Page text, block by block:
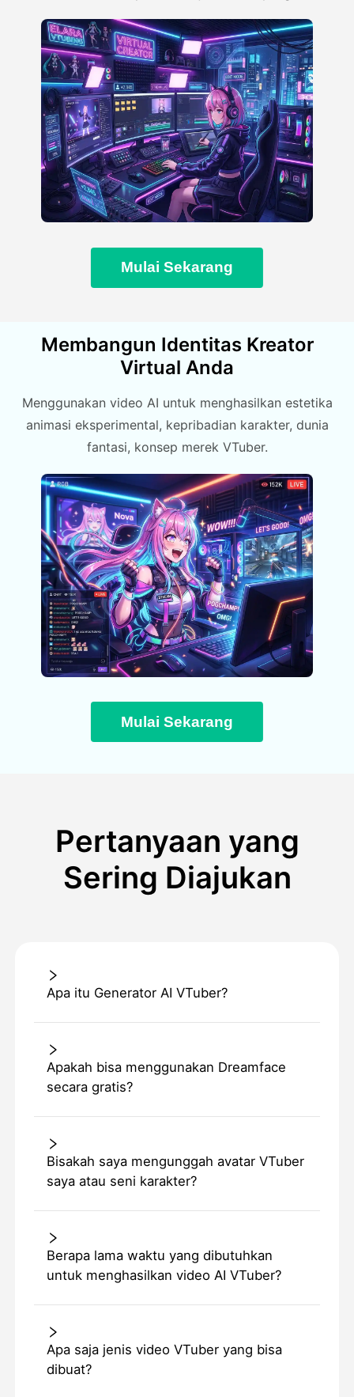
Mulai Sekarang
Membangun Identitas Kreator
Virtual Anda
Menggunakan video AI untuk menghasilkan estetika
animasi eksperimental, kepribadian karakter, dunia
fantasi, konsep merek VTuber.
Mulai Sekarang
Pertanyaan yang
Sering Diajukan
Apa itu Generator AI VTuber?
Apakah bisa menggunakan Dreamface
secara gratis?
Bisakah saya mengunggah avatar VTuber
saya atau seni karakter?
Berapa lama waktu yang dibutuhkan
untuk menghasilkan video AI VTuber?
Apa saja jenis video VTuber yang bisa
dibuat?